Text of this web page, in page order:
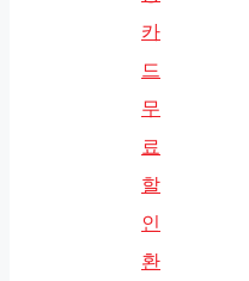
카
드
무
료
할
인
환